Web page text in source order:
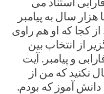
استناد می
سال به پیامبر
کجا که او هم راوی
از انتخاب بین
و پیامبر. آیت
نکنید که من از
آموز که بودم.